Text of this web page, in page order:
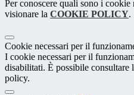
Per conoscere quali sono i
visionare la COOKIE POLICY.
Cookie necessari per il
I cookie necessari per il
disabilitati. È possibile consultare
policy.